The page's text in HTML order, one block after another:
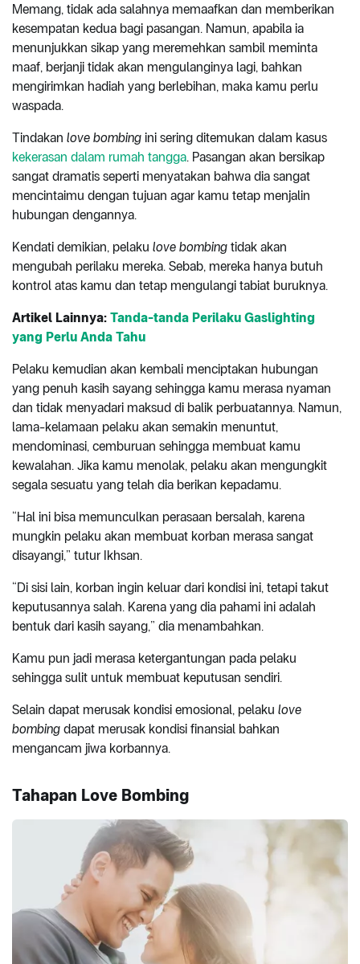
Memang, tidak ada salahnya memaafkan dan memberikan
kesempatan kedua bagi pasangan. Namun, apabila ia
menunjukkan sikap yang meremehkan sambil meminta
maaf, berjanji tidak akan mengulanginya lagi, bahkan
mengirimkan hadiah yang berlebihan, maka kamu perlu
waspada.
Tindakan love bombing ini sering ditemukan dalam kasus
kekerasan dalam rumah tangga. Pasangan akan bersikap
sangat dramatis seperti menyatakan bahwa dia sangat
mencintaimu dengan tujuan agar kamu tetap menjalin
hubungan dengannya.
Kendati demikian, pelaku love bombing tidak akan
mengubah perilaku mereka. Sebab, mereka hanya butuh
kontrol atas kamu dan tetap mengulangi tabiat buruknya.
Artikel Lainnya: Tanda-tanda Perilaku Gaslighting
yang Perlu Anda Tahu
Pelaku kemudian akan kembali menciptakan hubungan
yang penuh kasih sayang sehingga kamu merasa nyaman
dan tidak menyadari maksud di balik perbuatannya. Namun,
lama-kelamaan pelaku akan semakin menuntut,
mendominasi, cemburuan sehingga membuat kamu
kewalahan. Jika kamu menolak, pelaku akan mengungkit
segala sesuatu yang telah dia berikan kepadamu.
“Hal ini bisa memunculkan perasaan bersalah, karena
mungkin pelaku akan membuat korban merasa sangat
disayangi,” tutur Ikhsan.
“Di sisi lain, korban ingin keluar dari kondisi ini, tetapi takut
keputusannya salah. Karena yang dia pahami ini adalah
bentuk dari kasih sayang,” dia menambahkan.
Kamu pun jadi merasa ketergantungan pada pelaku
sehingga sulit untuk membuat keputusan sendiri.
Selain dapat merusak kondisi emosional, pelaku love
bombing dapat merusak kondisi finansial bahkan
mengancam jiwa korbannya.
Tahapan Love Bombing